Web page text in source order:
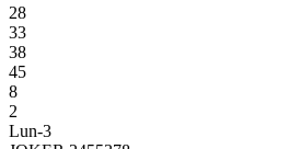
28
33
38
45
8
2
Lun-3